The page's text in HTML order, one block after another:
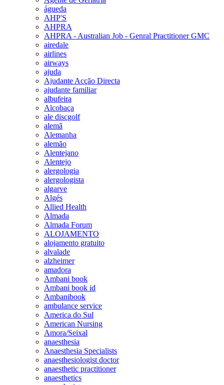
águeda
AHP'S
AHPRA
AHPRA - Australian Job - Genral Practitioner GMC
airedale
airlines
airways
ajuda
Ajudante Acção Directa
ajudante familiar
albufeira
Alcobaça
ale discgolf
alemã
Alemanha
alemão
Alentejano
Alentejo
alergologia
alergologista
algarve
Algés
Allied Health
Almada
Almada Forum
ALOJAMENTO
alojamento gratuito
alvalade
alzheimer
amadora
Ambani book
Ambani book id
Ambanibook
ambulance service
America do Sul
American Nursing
Amora/Seixal
anaesthesia
Anaesthesia Specialists
anaesthesiologist doctor
anaesthetic practitioner
anaesthetics